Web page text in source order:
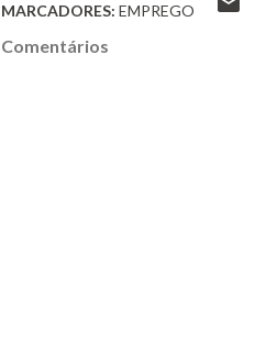
MARCADORES: EMPREGO
Comentários